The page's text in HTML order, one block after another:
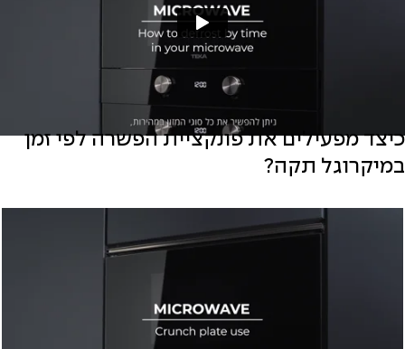
כיצד מפעילים את פונקציית הפשרה לפי זמן
במיקרוגל תקה?